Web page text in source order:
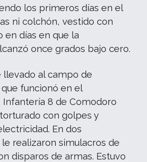
los primeros días en el
ni colchón, vestido con
en días en que la
once grados bajo cero.
llevado al campo de
funcionó en el
Infantería 8 de Comodoro
torturado con golpes y
En dos
realizaron simulacros de
disparos de armas. Estuvo